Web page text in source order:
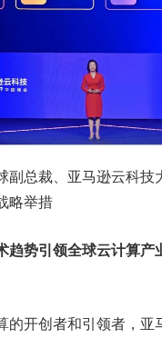
副总裁、亚马逊云科技
略举措
趋势引领全球云计算产
的开创者和引领者，亚